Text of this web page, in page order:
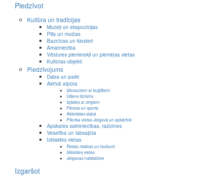
Piedzīvot
Kultūra un tradīcijas
Muzeji un ekspozīcijas
Pilis un muižas
Baznīcas un klosteri
Amatniecība
Vēstures pieminekļi un piemiņas vietas
Kultūras objekti
Piedzīvojums
Daba un parki
Aktīvā atpūta
Izbraucieni ar kuģīšiem
Ūdens tūrisms
Izjādes ar zirgiem
Fitness un sports
Aktivitātes dabā
Piknika vietas Jelgavā un apkārtnē
Apskates saimniecības, ražotnes
Veselība un labsajūta
Izklaides vietas
Rotaļu istabas un laukumi
Izklaides vietas
Jelgavas naktsdzīve
Izgaršot